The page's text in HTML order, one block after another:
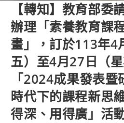
【轉知】教育部委
辦理「素養教育課
畫」，訂於113年4
五）至4月27日（
「2024成果發表
時代下的課程新思
得深、用得廣」活